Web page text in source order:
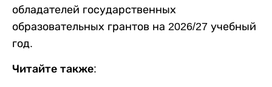
обладателей государственных
образовательных грантов на 2026/27 учебный
год.
Читайте также: